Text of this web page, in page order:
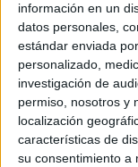
información en un
datos personales,
estándar enviada
personalizado,
investigación de
permiso, nosotros y
localización
características de
su consentimiento a
El problema es que
con mi madre, y
años que quiero
me sigue
pagando mis
realizado un ciclo
hacer bachillerato
quiero.